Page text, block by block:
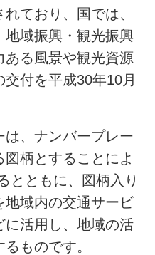
ており、国では、
地域振興・観光振興
ある風景や観光資源
付を平成30年10月
、ナンバープレー
図柄とすることによ
とともに、図柄入り
地域内の交通サービ
に活用し、地域の活
ものです。